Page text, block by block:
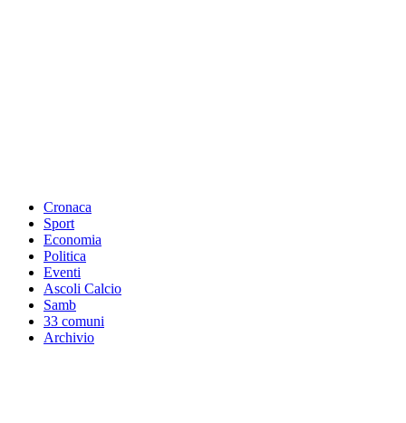
Cronaca
Sport
Economia
Politica
Eventi
Ascoli Calcio
Samb
33 comuni
Archivio